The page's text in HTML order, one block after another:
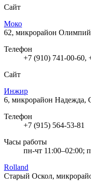
Сайт
Моко
62, микрорайон
Телефон
+7 (910) 741-00-60,
Сайт
Инжир
6, микрорайон Надежда,
Телефон
+7 (915) 564-53-81
Часы работы
пн-чт 11:00–02:00;
Rolland
Старый Оскол,